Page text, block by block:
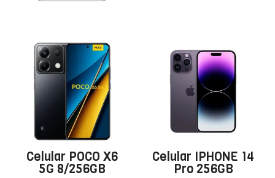
Celular POCO X6
5G 8/256GB
Celular IPHONE 14
Pro 256GB